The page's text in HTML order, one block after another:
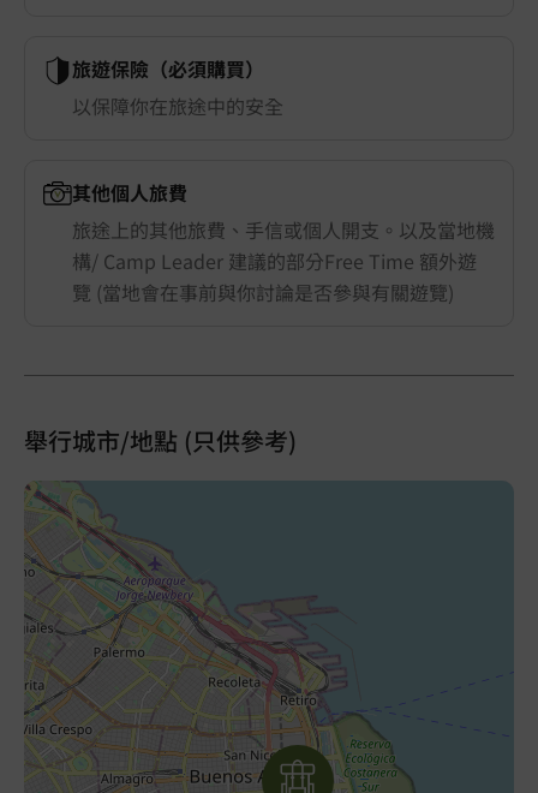
旅遊保險（必須購買）
以保障你在旅途中的安全
其他個人旅費
旅途上的其他旅費、手信或個人開支。以及當地機
構/ Camp Leader 建議的部分Free Time 額外遊
覽 (當地會在事前與你討論是否參與有關遊覽)
舉行城市/地點 (只供參考)